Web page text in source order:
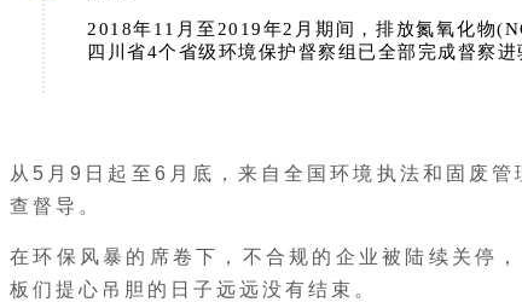
2018年11月至2019年2月期间，排放氮氧化物
四川省4个省级环境保护督察组已全部完成督察进
从5月9日起至6月底，来自全国环境执法和固废
查督导。
在环保风暴的席卷下，不合规的企业被陆续关停
板们提心吊胆的日子远远没有结束。